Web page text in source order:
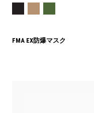
FMA EX防爆マスク